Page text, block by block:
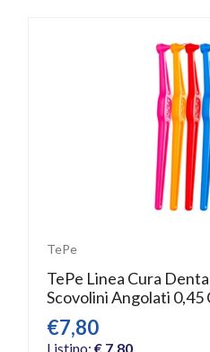
TePe
TePe Linea Cura
Scovolini Angolati 0,45
€7,80
Listino: € 7,80